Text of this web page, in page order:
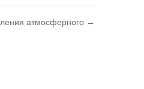
атмосферного →